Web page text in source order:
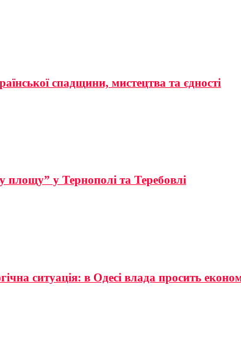
спадщини, мистецтва та єдності
у Тернополі та Теребовлі
ситуація: в Одесі влада просить